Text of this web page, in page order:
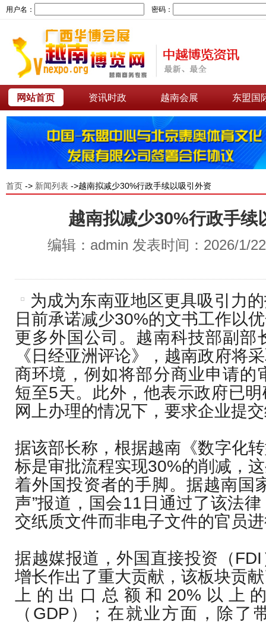
用户名： 密码：
网站首页 资讯时政 越南会展 东盟国
首页 -> 新闻列表 ->越南拟减少30%行政手续以吸引外资
越南拟减少30%行政手续
编辑：admin 发表时间：2026/1/
为成为东南亚地区更具吸引力
日前承诺减少30%的文书工作以
更多外国公司。越南科技部副部
《日经亚洲评论》，越南政府将
商环境，例如将部分商业申请的
短至5天。此外，他表示政府已
网上办理的情况下，要求企业提
据该部长称，根据越南《数字化
标是审批流程实现30%的削减，
着外国投资者的手脚。据越南国
声”报道，国会11日通过了该法
交纸质文件而非电子文件的官员
据越媒报道，外国直接投资（
增长作出了重大贡献，该板块贡
上的出口总额和20%以上
（GDP）；在就业方面，除了